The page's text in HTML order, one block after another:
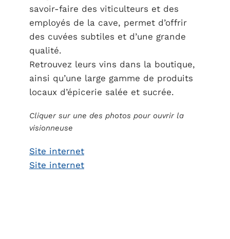
savoir-faire des viticulteurs et des
employés de la cave, permet d’offrir
des cuvées subtiles et d’une grande
qualité.
Retrouvez leurs vins dans la boutique,
ainsi qu’une large gamme de produits
locaux d’épicerie salée et sucrée.
Cliquer sur une des photos pour ouvrir la
visionneuse
Site internet
Site internet